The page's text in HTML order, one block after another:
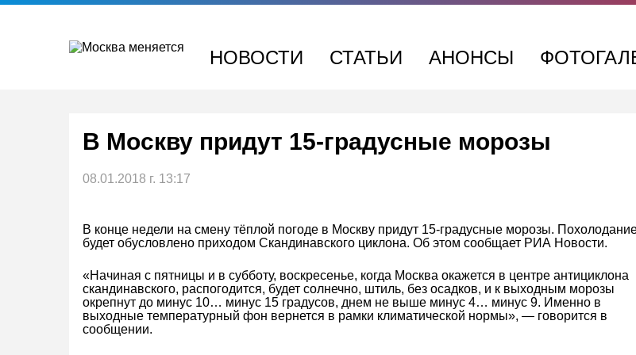
Перейти
НОВОСТИ СТАТЬИ АНОНСЫ
В Москву придут 15-градусные морозы
08.01.2018 г. 13:17
В конце недели на смену тёплой погоде в Москву придут 15-градусные морозы.
будет обусловлено приходом Скандинавского циклона. Об этом сообщает РИА Новости.
«Начиная с пятницы и в субботу, воскресенье, когда Москва окажется в центре антициклона
скандинавского, распогодится, будет солнечно, штиль, без осадков, и к выходным морозы
окрепнут до минус 10… минус 15 градусов, днем не выше минус 4… минус 9. Именно в
выходные температурный фон вернется в рамки климатической нормы», — говорится в
сообщении.